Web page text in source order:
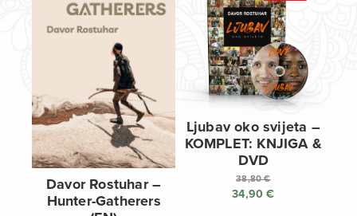
Davor Rostuhar –
Hunter-Gatherers
Ljubav oko svijeta –
KOMPLET: KNJIGA &
DVD
38,80€
Izvorna
34,90€